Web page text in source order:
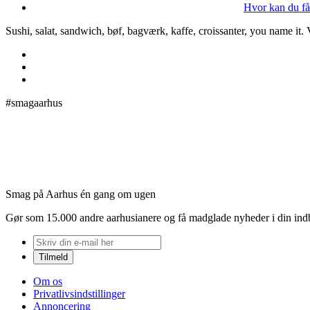
Hvor kan du
Sushi, salat, sandwich, bøf, bagværk, kaffe, croissanter, you name
#smagaarhus
Smag på Aarhus én gang om ugen
Gør som 15.000 andre aarhusianere og få madglade nyheder i din
Om os
Privatlivsindstillinger
Annoncering